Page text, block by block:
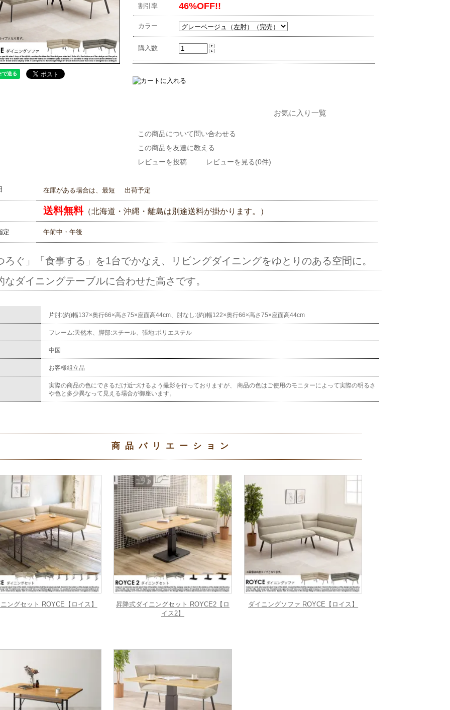
割引率 46%OFF!!
カラー
購入数
お気に入り一覧
この商品について問い合わせる
この商品を友達に教える
レビューを投稿
レビューを見る(0件)
在庫がある場合は、最短 出荷予定
送料無料（北海道・沖縄・離島は別途送料が掛かります。）
定 午前中・午後
ろぐ」「食事する」を1台でかなえ、リビングダイニングをゆとりのある空間に。
なダイニングテーブルに合わせた高さです。
片肘:(約)幅137×奥行66×高さ75×座面高44cm、肘なし:(約)幅122×奥行66×高さ75×座面高44cm
フレーム:天然木、脚部:スチール、張地:ポリエステル
中国
お客様組立品
実際の商品の色にできるだけ近づけるよう撮影を行っておりますが、 商品の色はご使用のモニターによって実際の明るさ
や色と多少異なって見える場合が御座います。
商品バリエーション
ングセット ROYCE【ロイス】
昇降式ダイニングセット ROYCE2【ロ
イス2】
ダイニングソファ ROYCE【ロイス】